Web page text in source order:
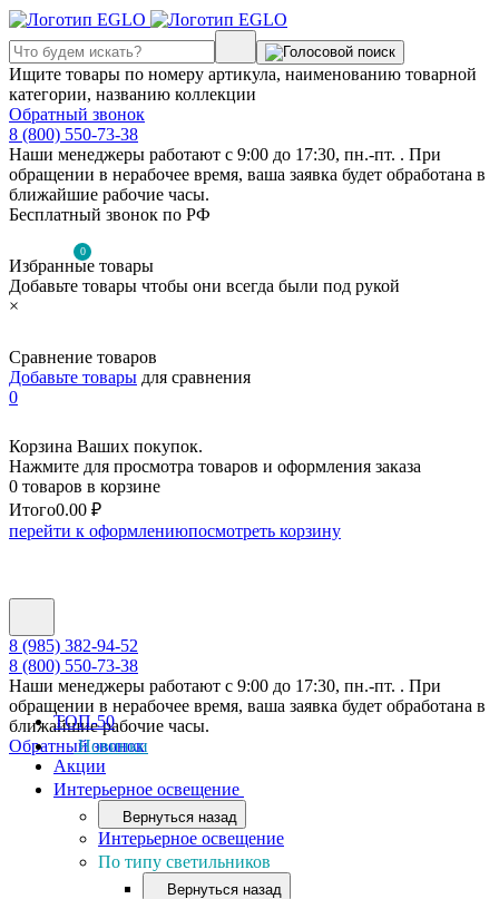
Ищите товары по номеру артикула, наименованию товарной
категории, названию коллекции
Обратный звонок
8 (800) 550-73-38
Наши менеджеры работают с 9:00 до 17:30, пн.-пт. . При
обращении в нерабочее время, ваша заявка будет обработана в
ближайшие рабочие часы.
Бесплатный звонок по РФ
0
Избранные товары
Добавьте товары чтобы они всегда были под рукой
×
Сравнение товаров
Добавьте товары для сравнения
0
Корзина Ваших покупок.
Нажмите для просмотра товаров и оформления заказа
0 товаров в корзине
Итого0.00 ₽
перейти к оформлениюпосмотреть корзину
8 (985) 382-94-52
8 (800) 550-73-38
Наши менеджеры работают с 9:00 до 17:30, пн.-пт. . При
обращении в нерабочее время, ваша заявка будет обработана в
ближайшие рабочие часы.
Обратный звонок
ТОП-50
Новинки
Акции
Интерьерное освещение
Вернуться назад
Интерьерное освещение
По типу светильников
Вернуться назад